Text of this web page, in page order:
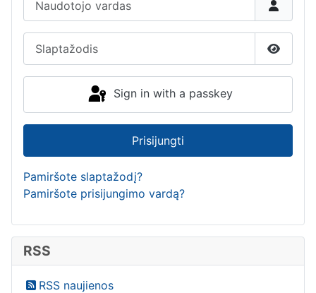
Slaptažodis
Show
Sign in with a passkey
Prisijungti
Pamiršote slaptažodį?
Pamiršote prisijungimo vardą?
RSS
RSS naujienos